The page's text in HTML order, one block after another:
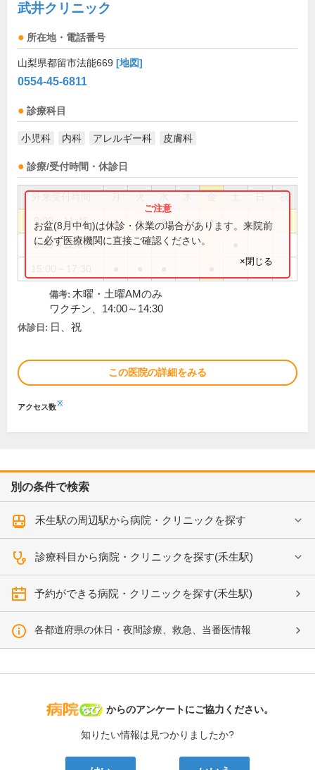
武井クリニック
所在地・電話番号
山梨県都留市法能669 [地図]
0554-45-6811
診療科目
小児科 内科 アレルギー科 皮膚科
診療/受付時間・休診日
祝
9:00～11:45 ● ● ● ● ●
9:00～12:00
お盆(8月中旬)は休診・休業の場合があります。来院前
に必ず医療機関に直接ご確認ください。
×閉じる
備考: 木曜・土曜AMのみ
ワクチン、14:00～14:30
休診日: 日、祝
この医院の詳細をみる
アクセス数※
別の条件で検索
禾生駅の周辺駅から病院・クリニックを探す
診療科目から病院・クリニックを探す(禾生駅)
予約ができる病院・クリニックを探す(禾生駅)
各都道府県の休日・夜間診療、救急、当番医情報
病院なび
からのアンケートにご協力ください。
知りたい情報は見つかりましたか?